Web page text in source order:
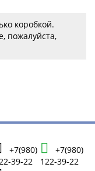
коробкой.
пожалуйста,
+7(980)
39-22
+7(980)
122-39-22